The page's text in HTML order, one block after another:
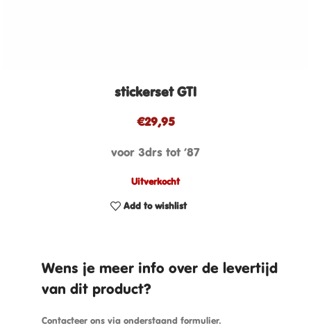
stickerset GTI
€29,95
voor 3drs tot ’87
Uitverkocht
Add to wishlist
Wens je meer info over de levertijd
van dit product?
Contacteer ons via onderstaand formulier.